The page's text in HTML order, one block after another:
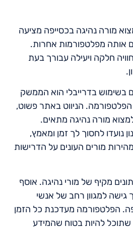
מורה נהיגה בכסייפה מציעה
אותה מפלטפורמות אחרות.
חלקה ויעילה עבורך בעת
בשימוש בדרייבלי הוא הממשק
הניווט באתר פשוט,
מורה נהיגה מתאים.
נועדו לחסוך לך זמן ומאמץ,
מורים העונים על הדרישות
מקיף של מורי נהיגה. אוסף
למגוון רחב של אנשי
הפלטפורמה מעדכנת כל הזמן
להיות בטוח שהמידע